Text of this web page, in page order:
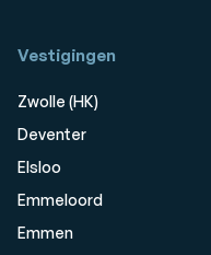
Vestigingen
Zwolle (HK)
Deventer
Elsloo
Emmeloord
Emmen